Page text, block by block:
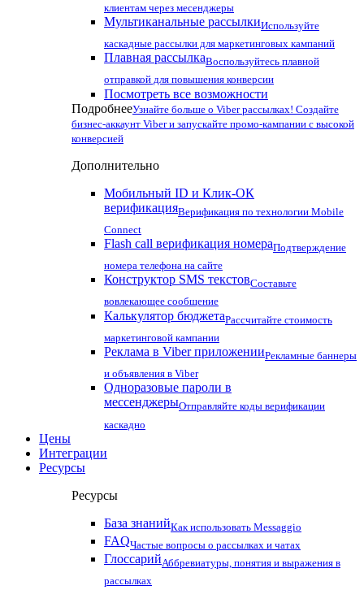
клиентам через месенджеры
Мультиканальные рассылкиИспользуйте
каскадные рассылки для маркетинговых кампаний
Плавная рассылкаВоспользуйтесь плавной
отправкой для повышения конверсии
Посмотреть все возможности
ПодробнееУзнайте больше о Viber рассылках! Создайте
бизнес-аккаунт Viber и запускайте промо-кампании с высокой
конверсией
Дополнительно
Мобильный ID и Клик-ОК
верификацияВерификация по технологии Mobile
Connect
Flash call верификация номераПодтверждение
номера телефона на сайте
Конструктор SMS текстовСоставьте
вовлекающее сообщение
Калькулятор бюджетаРассчитайте стоимость
маркетинговой кампании
Реклама в Viber приложенииРекламные баннеры
и объявления в Viber
Одноразовые пароли в
мессенджерыОтправляйте коды верификации
каскадно
Цены
Интеграции
Ресурсы
Ресурсы
База знанийКак использовать Messaggio
FAQЧастые вопросы о рассылках и чатах
ГлоссарийАббревиатуры, понятия и выражения в
рассылках